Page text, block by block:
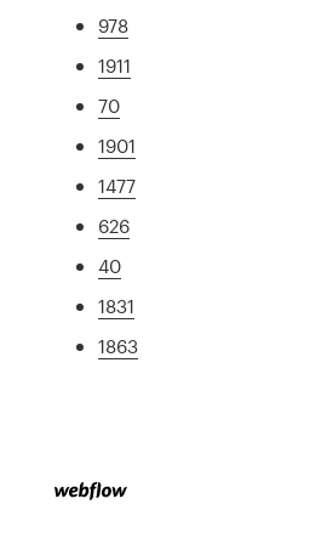
978
1911
70
1901
1477
626
40
1831
1863